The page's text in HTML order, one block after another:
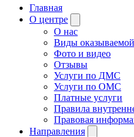
Главная
О центре
О нас
Виды
Фото и видео
Отзывы
Услуги по ДМС
Услуги по ОМС
Платные услуги
Правила
Правовая
Направления